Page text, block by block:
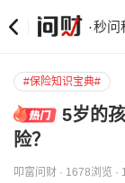
·秒问
#保险知识宝典#
5岁的
险？
叩富问财 · 1678浏览 ·